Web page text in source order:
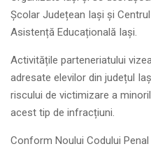
Școlar Județean Iași și
Asistență Educațională Iași.
Activitățile parteneriatului
adresate elevilor din județul
riscului de victimizare a
acest tip de infracțiuni.
Conform Noului Codului